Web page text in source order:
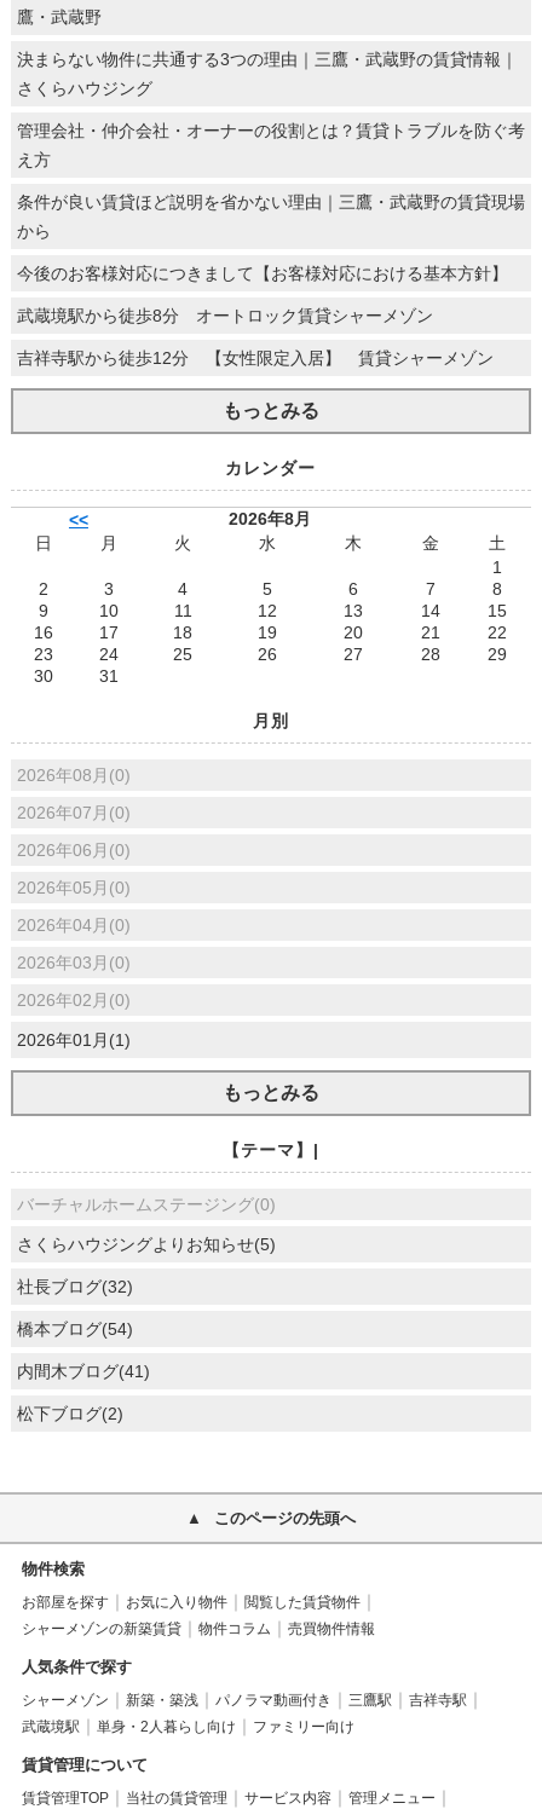
鷹・武蔵野
決まらない物件に共通する3つの理由｜三鷹・武蔵野の賃貸情報｜
さくらハウジング
管理会社・仲介会社・オーナーの役割とは？賃貸トラブルを防ぐ考
え方
条件が良い賃貸ほど説明を省かない理由｜三鷹・武蔵野の賃貸現場
から
今後のお客様対応につきまして【お客様対応における基本方針】
武蔵境駅から徒歩8分 オートロック賃貸シャーメゾン
吉祥寺駅から徒歩12分 【女性限定入居】 賃貸シャーメゾン
もっとみる
カレンダー
<<
2026年8月
日
月 火 水 木 金
土
1
2
3 4 5 6 7
8
9
10 11 12 13 14
15
16
17 18 19 20 21
22
23
24 25 26 27 28
29
30
31
月別
2026年08月(0)
2026年07月(0)
2026年06月(0)
2026年05月(0)
2026年04月(0)
2026年03月(0)
2026年02月(0)
2026年01月(1)
もっとみる
【テーマ】|
バーチャルホームステージング(0)
さくらハウジングよりお知らせ(5)
社長ブログ(32)
橋本ブログ(54)
内間木ブログ(41)
松下ブログ(2)
このページの先頭へ
物件検索
お部屋を探す お気に入り物件
閲覧した賃貸物件
シャーメゾンの新築賃貸
物件コラム 売買物件情報
人気条件で探す
シャーメゾン 新築・築浅 パノラマ動画付き 三鷹駅
吉祥寺駅
武蔵境駅
単身・2人暮らし向け ファミリー向け
賃貸管理について
賃貸管理TOP 当社の賃貸管理 サービス内容
管理メニュー